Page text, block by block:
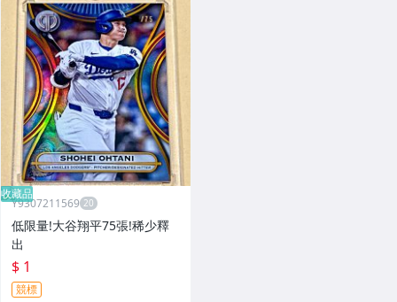
收藏品
Y9307211569
低限量!大谷翔平75張!稀少釋
出
$ 1
競標